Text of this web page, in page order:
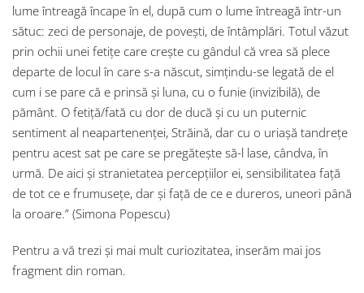
lume întreagă încape în el, după cum o lume întreagă într-un
sătuc: zeci de personaje, de povești, de întâmplări. Totul văzut
prin ochii unei fetițe care crește cu gândul că vrea să plece
departe de locul în care s-a născut, simțindu-se legată de el
cum i se pare că e prinsă și luna, cu o funie (invizibilă), de
pământ. O fetiță/fată cu dor de ducă și cu un puternic
sentiment al neapartenenței, Străină, dar cu o uriașă tandrețe
pentru acest sat pe care se pregătește să-l lase, cândva, în
urmă. De aici și stranietatea percepțiilor ei, sensibilitatea față
de tot ce e frumusețe, dar și față de ce e dureros, uneori până
la oroare.” (Simona Popescu)
Pentru a vă trezi și mai mult curiozitatea, inserăm mai jos
fragment din roman.